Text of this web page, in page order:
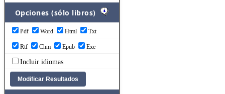
Opciones (sólo libros)
Pdf Word Html Txt
Rtf Chm Epub Exe
Incluir idiomas